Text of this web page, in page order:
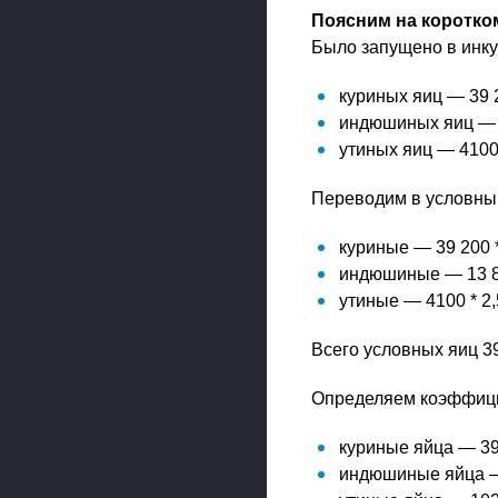
Поясним на
Было запущено в
куриных яиц — 39
индюшиных яиц —
утиных яиц —
Переводим в
куриные — 39 200
индюшиные — 13
утиные — 4100 *
Всего условных яиц
Определяем
куриные яйца —
индюшиные яйца